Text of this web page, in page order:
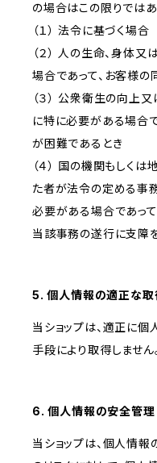
の場合はこの限りではあ
（１） 法令に基づく場合
（２） 人の生命、身体
場合であって、お客様
（３） 公衆衛生の向上
に特に必要がある場合
が困難であるとき
（４） 国の機関もしく
た者が法令の定める事
必要がある場合であっ
当該事務の遂行に支障
5. 個人情報の適正な取
当ショップは、適正に
手段により取得しません
6. 個人情報の安全管理
当ショップは、個人情